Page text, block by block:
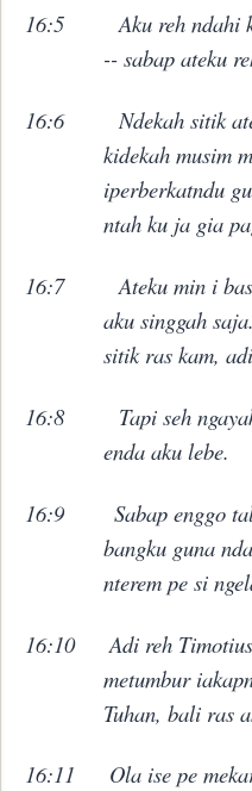
16:5
Aku reh ndahi
-- sabap ateku
16:6
Ndekah sitik
kidekah musim
iperberkatndu
ntah ku ja gia
16:7
Ateku min i
aku singgah
sitik ras kam,
16:8
Tapi seh
enda aku lebe.
16:9
Sabap enggo
bangku guna
nterem pe si
16:10
Adi reh
metumbur
Tuhan, bali ras
16:11
Ola ise pe